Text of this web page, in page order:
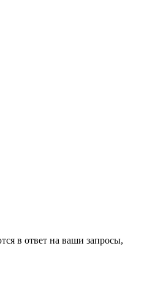
в ответ на ваши запросы,